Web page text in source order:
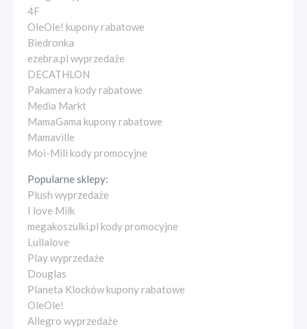
4F
OleOle! kupony rabatowe
Biedronka
ezebra.pl wyprzedaże
DECATHLON
Pakamera kody rabatowe
Media Markt
MamaGama kupony rabatowe
Mamaville
Moi-Mili kody promocyjne
Popularne sklepy:
Plush wyprzedaże
I love Milk
megakoszulki.pl kody promocyjne
Lullalove
Play wyprzedaże
Douglas
Planeta Klocków kupony rabatowe
OleOle!
Allegro wyprzedaże